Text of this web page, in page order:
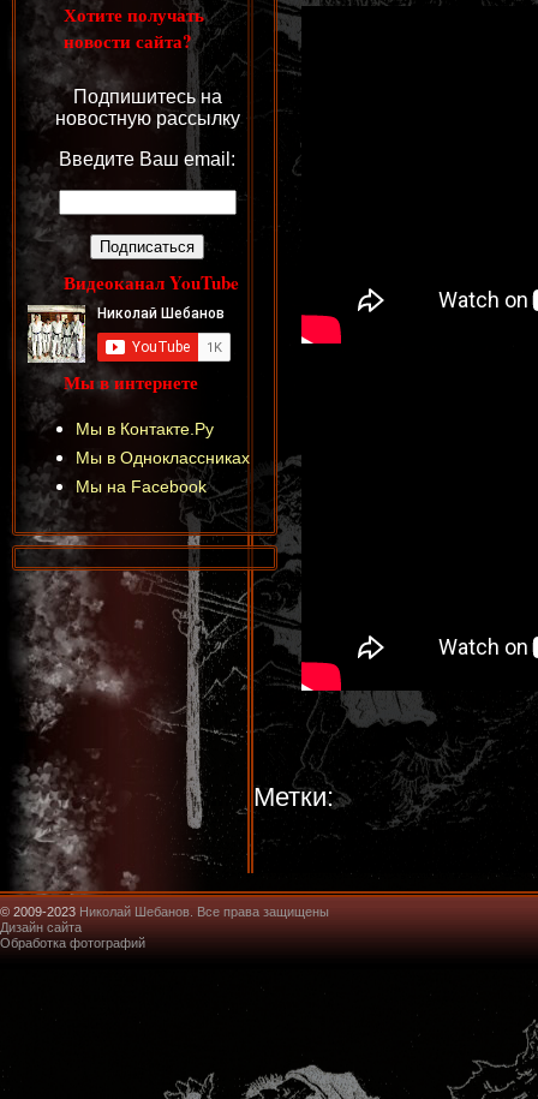
Метки:
Хотите получать
новости сайта?
Подпишитесь на
новостную рассылку
Введите Ваш email:
Видеоканал YouTube
Мы в интернете
Мы в Контакте.Ру
Мы в Одноклассниках
Мы на Facebook
© 2009-2023 Николай Шебанов. Все права защищены
Дизайн сайта
Обработка фотографий